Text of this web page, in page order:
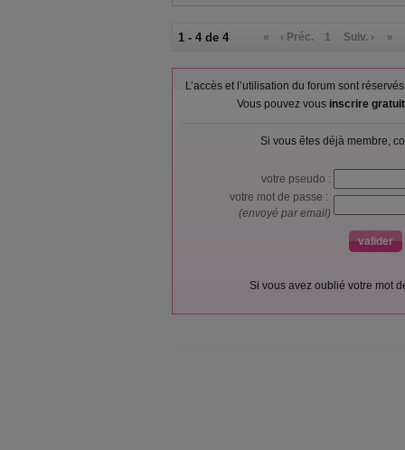
1 - 4 de 4 « ‹ Préc. 1 Suiv. › »
L’accès et l’utilisation du forum sont
Vous pouvez vous inscrire
Si vous êtes déjà membre,
votre pseudo :
votre mot de passe :
(envoyé par email)
Si vous avez oublié votre mot